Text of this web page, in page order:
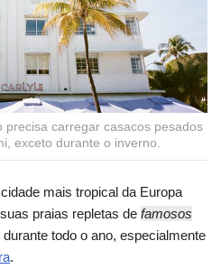
precisa carregar casacos pesados
exceto durante o inverno.
mais tropical da Europa
praias repletas de famosos
durante todo o ano, especialmente
.